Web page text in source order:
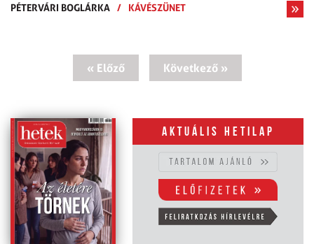
PÉTERVÁRI BOGLÁRKA / KÁVÉSZÜNET
« Előző Következő »
Aktuális hetilap